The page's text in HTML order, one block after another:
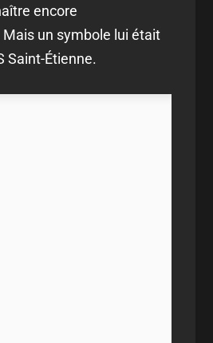
encore
un symbole lui était
Saint-Étienne.